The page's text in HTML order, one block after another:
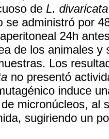
de L. divaricata
se administró por
24h
de los animales
Los
no presentó
induce
micronúcleos, al
sugiriendo un